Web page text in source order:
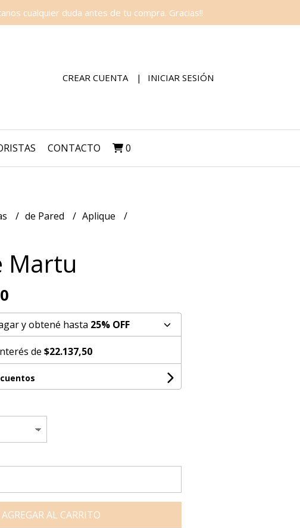
cualquier duda antes de tu compra. Gracias!!
CREAR CUENTA INICIAR SESIÓN
CONTACTO 0
de Pared
Aplique
Martu
y obtené hasta 25% OFF
de $22.137,50
AGREGAR AL CARRITO